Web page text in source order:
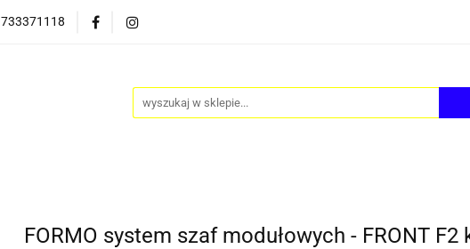
733371118
LAMPY AKCESORIA
FORMO system szaf modułowych - FRONT F2